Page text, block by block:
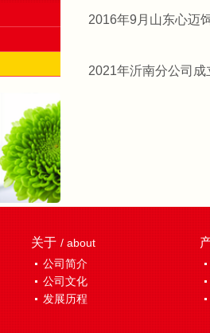
2016年9月山东心迈
2021年沂南分公司成
关于 / about
公司简介
公司文化
发展历程